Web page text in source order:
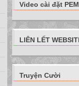
Video cài đặt
LIÊN LẾT
Truyện Cười